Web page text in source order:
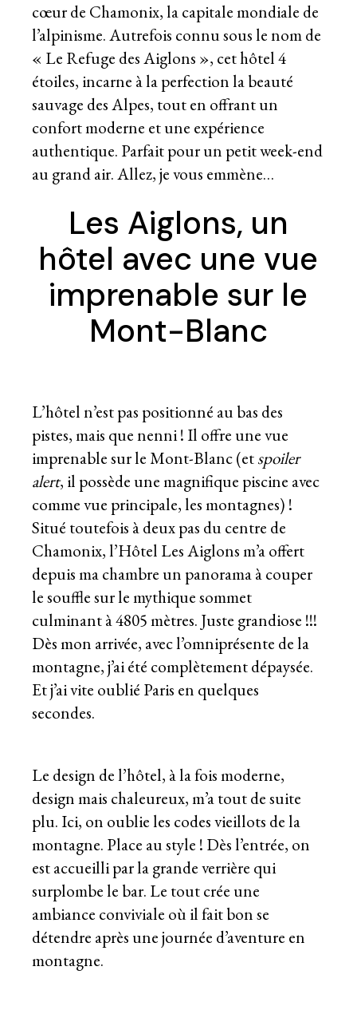
cœur de Chamonix, la capitale mondiale de
l’alpinisme. Autrefois connu sous le nom de
« Le Refuge des Aiglons », cet hôtel 4
étoiles, incarne à la perfection la beauté
sauvage des Alpes, tout en offrant un
confort moderne et une expérience
authentique. Parfait pour un petit week-end
au grand air. Allez, je vous emmène…
Les Aiglons, un
hôtel avec une vue
imprenable sur le
Mont-Blanc
L’hôtel n’est pas positionné au bas des
pistes, mais que nenni ! Il offre une vue
imprenable sur le Mont-Blanc (etspoiler
alert, il possède une magnifique piscine avec
comme vue principale, les montagnes) !
Situé toutefois à deux pas du centre de
Chamonix, l’Hôtel Les Aiglons m’a offert
depuis ma chambre un panorama à couper
le souffle sur le mythique sommet
culminant à 4805 mètres. Juste grandiose !!!
Dès mon arrivée, avec l’omniprésente de la
montagne, j’ai été complètement dépaysée.
Et j’ai vite oublié Paris en quelques
secondes.
Le design de l’hôtel, à la fois moderne,
design mais chaleureux, m’a tout de suite
plu. Ici, on oublie les codes vieillots de la
montagne. Place au style ! Dès l’entrée, on
est accueilli par la grande verrière qui
surplombe le bar. Le tout crée une
ambiance conviviale où il fait bon se
détendre après une journée d’aventure en
montagne.